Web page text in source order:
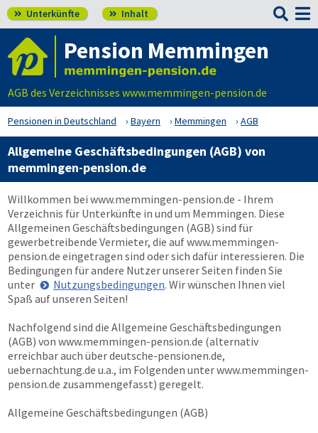
 Unterkünfte  Inhalt 
Pension Memmingen
AGB des Verzeichnisses www.memmingen-pension.de
Pensionen in Deutschland Bayern Memmingen AGB
Allgemeine Geschäftsbedingungen (AGB) von
memmingen-pension.de
Willkommen bei www.memmingen-pension.de - Ihrem
Verzeichnis für Unterkünfte in und um Memmingen. Diese
Allgemeinen Geschäftsbedingungen (AGB) sind für
gewerbetreibende Vermieter, die aufwww.memmingen-
pension.de eingetragen sind oder sich dafür interessieren. Die
Bedingungen für andere Nutzer unserer Seiten finden Sie
unter
Nutzungsbedingungen. Wir wünschen Ihnen viel
Spaß auf unseren Seiten!
Nachfolgend sind die Allgemeine Geschäftsbedingungen
(AGB) von www.memmingen-pension.de (alternativ
erreichbar auch überdeutsche-pensionen.de,
uebernachtung.de u.a., im Folgenden unterwww.memmingen-
pension.de zusammengefasst) geregelt.
Allgemeine Geschäftsbedingungen (AGB)